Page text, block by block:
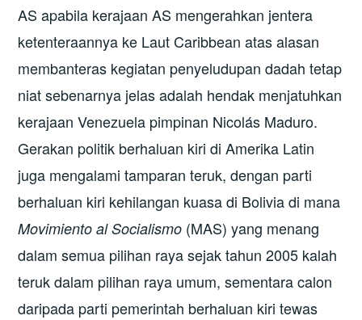
AS apabila kerajaan AS mengerahkan jentera
ketenteraannya ke Laut Caribbean atas alasan
membanteras kegiatan penyeludupan dadah tetap
niat sebenarnya jelas adalah hendak menjatuhkan
kerajaan Venezuela pimpinan Nicolás Maduro.
Gerakan politik berhaluan kiri di Amerika Latin
juga mengalami tamparan teruk, dengan parti
berhaluan kiri kehilangan kuasa di Bolivia di mana
Movimiento al Socialismo (MAS) yang menang
dalam semua pilihan raya sejak tahun 2005 kalah
teruk dalam pilihan raya umum, sementara calon
daripada parti pemerintah berhaluan kiri tewas